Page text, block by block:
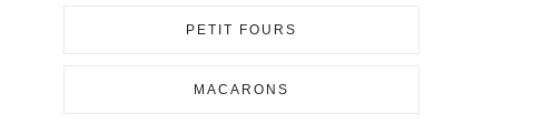
PETIT FOURS
MACARONS